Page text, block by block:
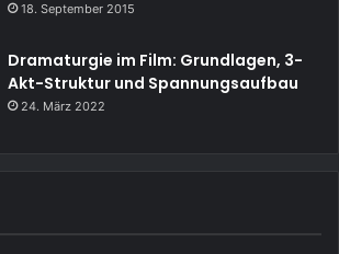
18. September 2015
Dramaturgie im Film: Grundlagen, 3-
Akt-Struktur und Spannungsaufbau
24. März 2022